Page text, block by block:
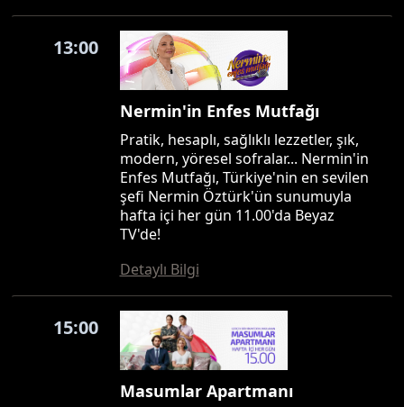
13:00
Nermin'in Enfes Mutfağı
Pratik, hesaplı, sağlıklı lezzetler, şık,
modern, yöresel sofralar... Nermin'in
Enfes Mutfağı, Türkiye'nin en sevilen
şefi Nermin Öztürk'ün sunumuyla
hafta içi her gün 11.00'da Beyaz
TV'de!
Detaylı Bilgi
15:00
Masumlar Apartmanı